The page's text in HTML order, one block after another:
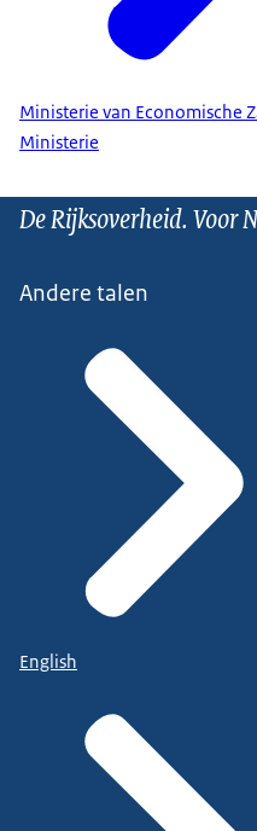
Ministerie van Economische
Ministerie
De Rijksoverheid. Voor
Andere talen
English